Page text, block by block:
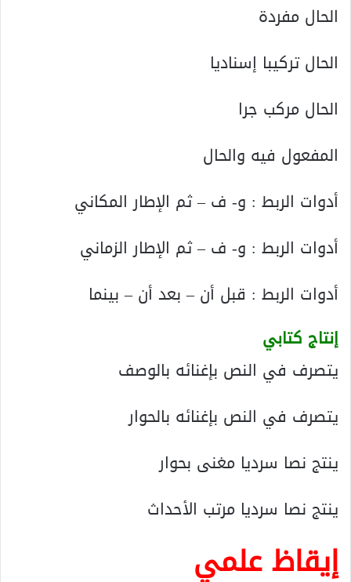
الحال مفردة
الحال تركيبا إسناديا
الحال مركب جرا
المفعول فيه والحال
أدوات الربط : و- ف – ثم الإطار المكاني
أدوات الربط : و- ف – ثم الإطار الزماني
أدوات الربط : قبل أن – بعد أن – بينما
إنتاج كتابي
يتصرف في النص بإغنائه بالوصف
يتصرف في النص بإغنائه بالحوار
ينتج نصا سرديا مغنى بحوار
ينتج نصا سرديا مرتب الأحداث
إيقاظ علمي